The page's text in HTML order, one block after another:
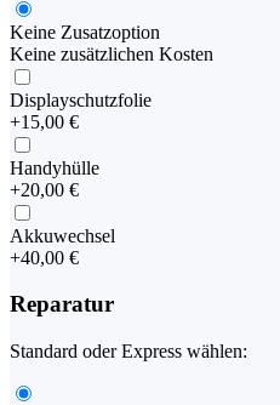
Keine Zusatzoption
Keine zusätzlichen Kosten
Displayschutzfolie
+15,00 €
Handyhülle
+20,00 €
Akkuwechsel
+40,00 €
Reparatur
Standard oder Express wählen: